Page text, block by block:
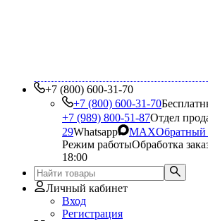
+7 (800) 600-31-70
+7 (800) 600-31-70
+7 (989) 800-51-87Отдел
29Whatsapp MAXОбратный
Режим работыОбработка
18:00
Личный кабинет
Вход
Регистрация